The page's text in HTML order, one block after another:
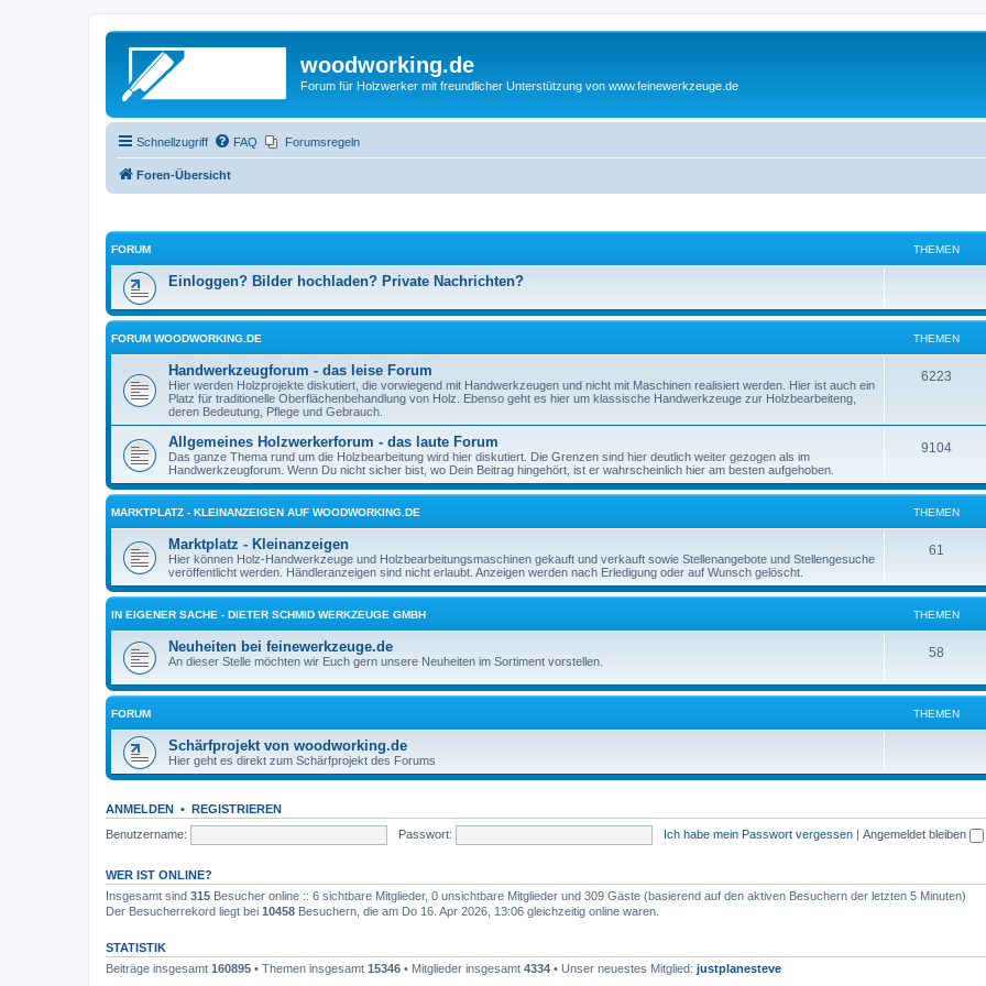
woodworking.de
Forum für Holzwerker mit freundlicher Unterstützung von www.feinewerkzeuge.de
Schnellzugriff FAQ Forumsregeln
Foren-Übersicht
FORUM THEMEN
Einloggen? Bilder hochladen? Private Nachrichten?
FORUM WOODWORKING.DE THEMEN
Handwerkzeugforum - das leise Forum
Hier werden Holzprojekte diskutiert, die vorwiegend mit Handwerkzeugen und nicht mit Maschinen realisiert werden. Hier ist auch ein
Platz für traditionelle Oberflächenbehandlung von Holz. Ebenso geht es hier um klassische Handwerkzeuge zur Holzbearbeiteng,
deren Bedeutung, Pflege und Gebrauch.
6223
e
n
Allgemeines Holzwerkerforum - das laute Forum
Das ganze Thema rund um die Holzbearbeitung wird hier diskutiert. Die Grenzen sind hier deutlich weiter gezogen als im
Handwerkzeugforum. Wenn Du nicht sicher bist, wo Dein Beitrag hingehört, ist er wahrscheinlich hier am besten aufgehoben.
9104T
m
n
MARKTPLATZ - KLEINANZEIGEN AUF WOODWORKING.DE THEMEN
Marktplatz - Kleinanzeigen
Hier können Holz-Handwerkzeuge und Holzbearbeitungsmaschinen gekauft und verkauft sowie Stellenangebote und Stellengesuche
veröffentlicht werden. Händleranzeigen sind nicht erlaubt. Anzeigen werden nach Erledigung oder auf Wunsch gelöscht.
61
m
n
IN EIGENER SACHE - DIETER SCHMID WERKZEUGE GMBH THEMEN
Neuheiten bei feinewerkzeuge.de
An dieser Stelle möchten wir Euch gern unsere Neuheiten im Sortiment vorstellen.
58
e
FORUM THEMEN
Schärfprojekt von woodworking.de
Hier geht es direkt zum Schärfprojekt des Forums
ANMELDEN • REGISTRIEREN
Benutzername:
Passwort: Ich habe mein Passwort vergessen | Angemeldet bleiben
WER IST ONLINE?
Insgesamt sind 315 Besucher online :: 6 sichtbare Mitglieder, 0 unsichtbare Mitglieder und 309 Gäste (basierend auf den aktiven Besuchern der letzten 5 Minuten)
Der Besucherrekord liegt bei 10458 Besuchern, die am Do 16. Apr 2026, 13:06 gleichzeitig online waren.
STATISTIK
Beiträge insgesamt 160895 • Themen insgesamt 15346 • Mitglieder insgesamt 4334 • Unser neuestes Mitglied: justplanesteve